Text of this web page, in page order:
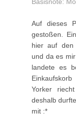
Auf dieses
gestoßen.
hier auf den
und da es
landete es
Yorker
deshalb
mit :*